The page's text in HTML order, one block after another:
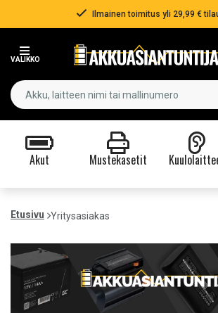
Ilmainen toimitus yli 29,99 €
VALIKKO
Akut Mustekasetit
Etusivu Yritysasiakas